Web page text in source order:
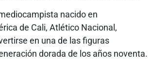
nacido en
de Cali, Atlético Nacional,
en una de las figuras
dorada de los años noventa.